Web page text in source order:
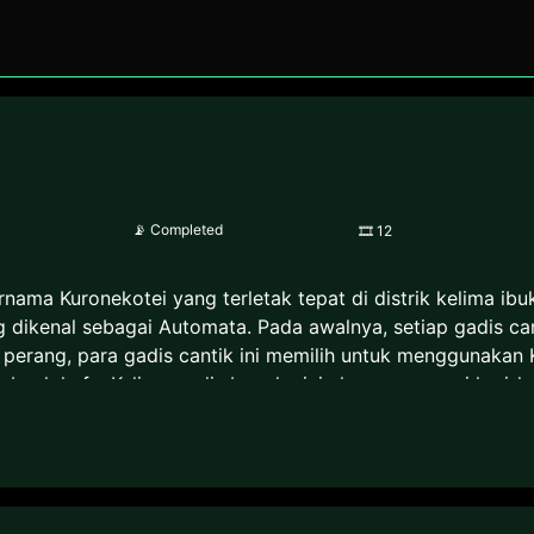
📡Completed 🎞 12
Kuronekotei yang terletak tepat di distrik kelima
dikenal sebagai Automata. Pada awalnya, setiap gadis
para gadis cantik ini memilih untuk
kafe. Kelima gadis boneka ini akan menemani hari-